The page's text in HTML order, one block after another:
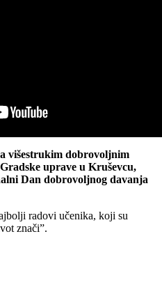
višestrukim dobrovoljnim
uprave u Kruševcu,
Dan dobrovoljnog davanja
radovi učenika, koji su
znači”.